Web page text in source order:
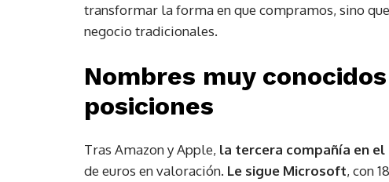
transformar la forma en que compramos, sino
negocio tradicionales.
Nombres muy
posiciones
Tras Amazon y Apple, la tercera compañía en
de euros en valoración. Le sigue Microsoft, con